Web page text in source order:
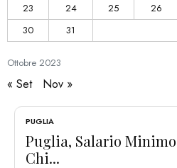
Ottobre 2023
23
24 25 26
30
31
« Set Nov »
PUGLIA
Puglia, Salario
Chi...